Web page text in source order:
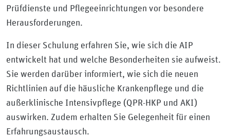
Prüfdienste und Pflegeeinrichtungen vor besondere
Herausforderungen.
In dieser Schulung erfahren Sie, wie sich die AIP
entwickelt hat und welche Besonderheiten sie aufweist.
Sie werden darüber informiert, wie sich die neuen
Richtlinien auf die häusliche Krankenpflege und die
außerklinische Intensivpflege (QPR-HKP und AKI)
auswirken. Zudem erhalten Sie Gelegenheit für einen
Erfahrungsaustausch.